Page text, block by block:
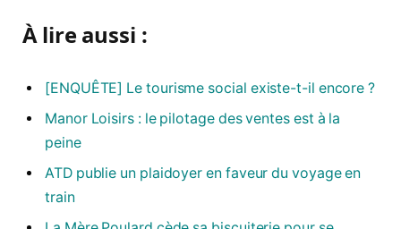
À lire aussi :
[ENQUÊTE] Le tourisme social existe-t-il encore ?
Manor Loisirs : le pilotage des ventes est à la
peine
ATD publie un plaidoyer en faveur du voyage en
train